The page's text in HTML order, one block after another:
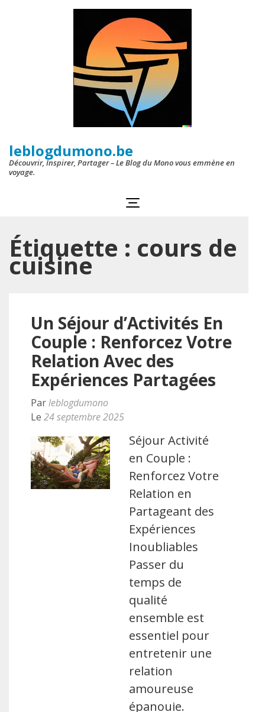
leblogdumono.be
Découvrir, Inspirer, Partager – Le Blog du Mono vous emmène en
voyage.
Étiquette : cours de
cuisine
Un Séjour d’Activités En
Couple : Renforcez Votre
Relation Avec des
Expériences Partagées
Parleblogdumono
Le 24 septembre 2025
Séjour Activité
en Couple :
Renforcez Votre
Relation en
Partageant des
Expériences
Inoubliables
Passer du
temps de
qualité
ensemble est
essentiel pour
entretenir une
relation
amoureuse
épanouie.